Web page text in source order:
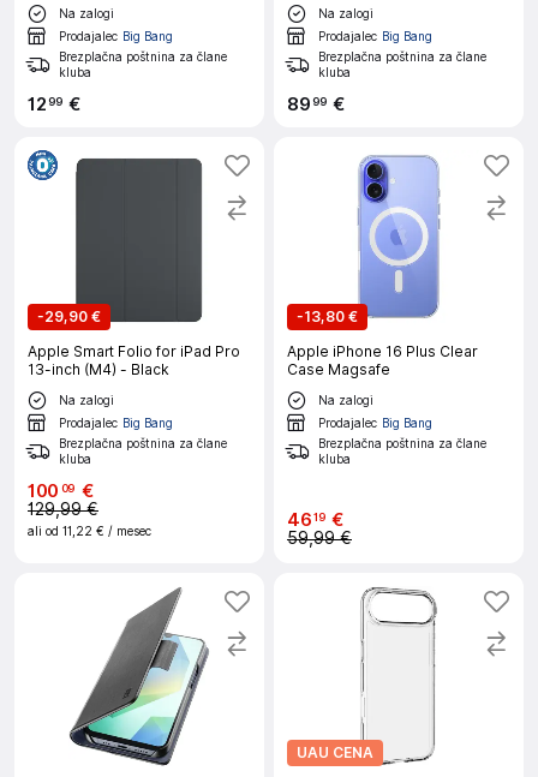
Na zalogi
Prodajalec Big Bang
Brezplačna poštnina za člane
kluba
1299 €
Na zalogi
Prodajalec Big Bang
Brezplačna poštnina za člane
kluba
8999 €
-29,90 €
Apple Smart Folio for iPad Pro
13-inch (M4) - Black
Na zalogi
Prodajalec Big Bang
Brezplačna poštnina za člane
kluba
100 09 €
129,99 €
ali od 11,22 € / mesec
-13,80 €
Apple iPhone 16 Plus Clear
Case Magsafe
Na zalogi
Prodajalec Big Bang
Brezplačna poštnina za člane
kluba
4619 €
59,99 €
UAU CENA